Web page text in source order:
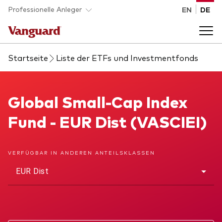
Skip to main content
Professionelle Anleger EN DE
Fonds und ETFs
Liste aller Vanguard Fonds und ETFs
Analysen und Events
Back to main menu
Back to main menu
Über uns
Startseite Liste der ETFs und Investmentfonds
Global Small-Cap Index Fund
Global Small-Cap Index
Fund - EUR Dist (VASCIEI)
VERFÜGBAR IN ANDEREN ANTEILSKLASSEN
EUR Dist